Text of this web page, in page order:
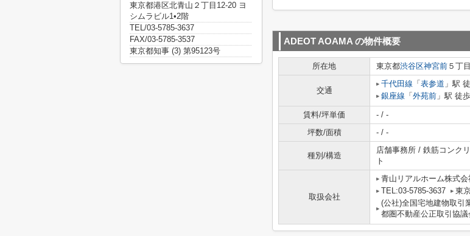
ADEOT AOAMA の物件概要
所在地 東京都渋谷区神宮前 ５丁
交通
千代田線 「 表参道 」駅
銀座線 「 外苑前 」駅 徒
賃料/坪単価 - / -
坪数/面積
- / -
種別/構造
店舗事務所 / 鉄筋コンク
ト
取扱会社
青山リアルホーム株式会
TEL:03-5785-3637
東
(公社)全国宅地建物取引
都圏不動産公正取引協
東京都港区北青山２丁目12-20 ヨ
シムラビル1•2階
TEL/03-5785-3637
FAX/03-5785-3537
東京都知事 (3) 第95123号